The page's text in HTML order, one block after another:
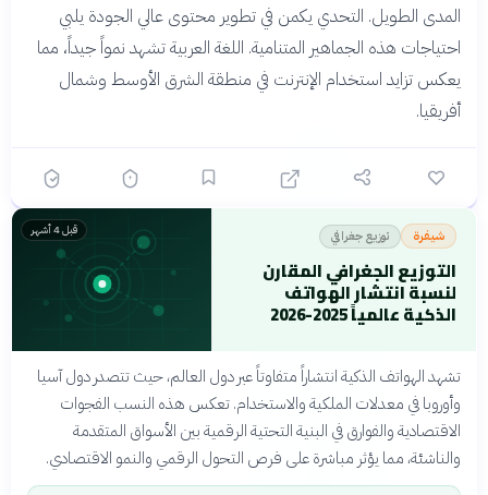
المدى الطويل. التحدي يكمن في تطوير محتوى عالي الجودة يلبي
احتياجات هذه الجماهير المتنامية. اللغة العربية تشهد نمواً جيداً، مما
يعكس تزايد استخدام الإنترنت في منطقة الشرق الأوسط وشمال
أفريقيا.
شيفرة توزيع جغرافي
التوزيع الجغرافي المقارن
لنسبة انتشار الهواتف
الذكية عالمياً 2025-2026
قبل 4 أشهر
تشهد الهواتف الذكية انتشاراً متفاوتاً عبر دول العالم، حيث تتصدر دول آسيا
وأوروبا في معدلات الملكية والاستخدام. تعكس هذه النسب الفجوات
الاقتصادية والفوارق في البنية التحتية الرقمية بين الأسواق المتقدمة
والناشئة، مما يؤثر مباشرة على فرص التحول الرقمي والنمو الاقتصادي.